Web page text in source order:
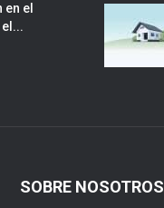
el
SOBRE NOSOTROS